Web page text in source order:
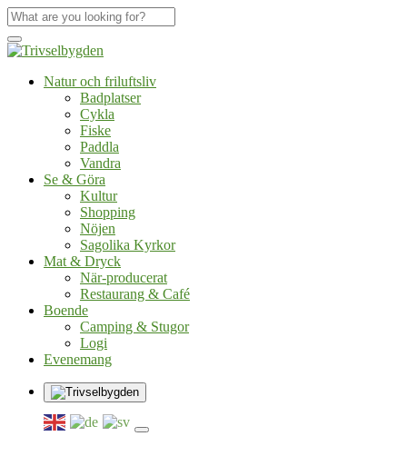
Natur och friluftsliv
Badplatser
Cykla
Fiske
Paddla
Vandra
Se & Göra
Kultur
Shopping
Nöjen
Sagolika Kyrkor
Mat & Dryck
När-producerat
Restaurang & Café
Boende
Camping & Stugor
Logi
Evenemang